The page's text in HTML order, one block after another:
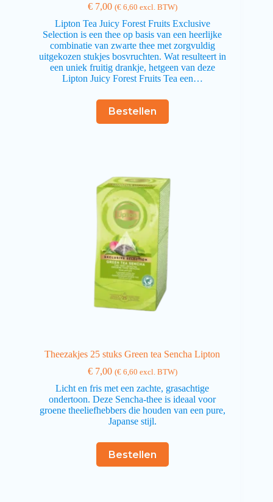
€7,00 (€6,60 excl. BTW)
Lipton Tea Juicy Forest Fruits Exclusive
Selection is een thee op basis van een heerlijke
combinatie van zwarte thee met zorgvuldig
uitgekozen stukjes bosvruchten. Wat resulteert in
een uniek fruitig drankje, hetgeen van deze
Lipton Juicy Forest Fruits Tea een…
Bestellen
Theezakjes 25 stuks Green tea Sencha Lipton
€7,00 (€6,60 excl. BTW)
Licht en fris met een zachte, grasachtige
ondertoon. Deze Sencha-thee is ideaal voor
groene theeliefhebbers die houden van een pure,
Japanse stijl.
Bestellen